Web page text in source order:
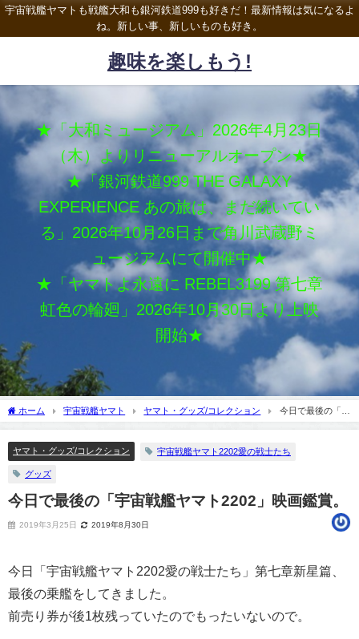
宇宙戦艦ヤマトも戦艦大和も銀河鉄道999も好きだ！最新情報は気になるよ
ね。新しい事、新しいものも好き。
趣味を楽しもう!
★「大和ミュージアム」2026年4月23日
（木）よりリニューアルオープン★
★「銀河鉄道999 THE GALAXY
EXPERIENCE あの旅は、まだ続いてい
る」2026年10月26日まで角川武蔵野ミ
ュージアムにて開催中★
★「ヤマトよ永遠に REBEL3199 第七章
虹色の輪廻」2026年10月30日より上映
開始★
ホーム 宇宙戦艦ヤマト ヤマト・グッズ/コレクション
今日で最後の「宇
ヤマト・グッズ/コレクション 宇宙戦艦ヤマト2202愛の戦士たち
グッズ
今日で最後の「宇宙戦艦ヤマト2202」映画鑑賞。
2019年3月25日 2019年8月30日
今日「宇宙戦艦ヤマト2202愛の戦士たち」第七章新星篇、
最後の乗艦をしてきました。
前売り券が後1枚残っていたのでもったいないので。